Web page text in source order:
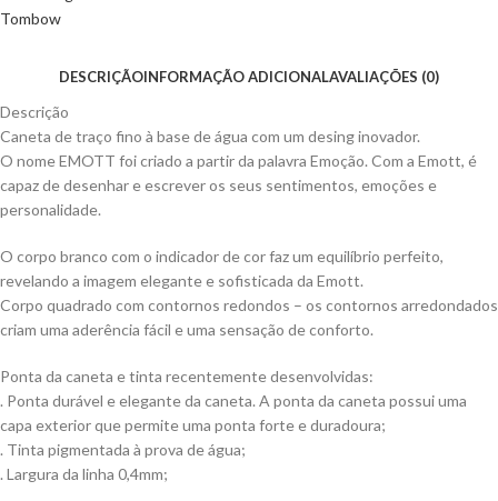
Tombow
DESCRIÇÃOINFORMAÇÃO ADICIONALAVALIAÇÕES (0)
Descrição
Caneta de traço fino à base de água com um desing inovador.
O nome EMOTT foi criado a partir da palavra Emoção. Com a Emott, é
capaz de desenhar e escrever os seus sentimentos, emoções e
personalidade.
O corpo branco com o indicador de cor faz um equilíbrio perfeito,
revelando a imagem elegante e sofisticada da Emott.
Corpo quadrado com contornos redondos – os contornos arredondados
criam uma aderência fácil e uma sensação de conforto.
Ponta da caneta e tinta recentemente desenvolvidas:
. Ponta durável e elegante da caneta. A ponta da caneta possui uma
capa exterior que permite uma ponta forte e duradoura;
. Tinta pigmentada à prova de água;
. Largura da linha 0,4mm;